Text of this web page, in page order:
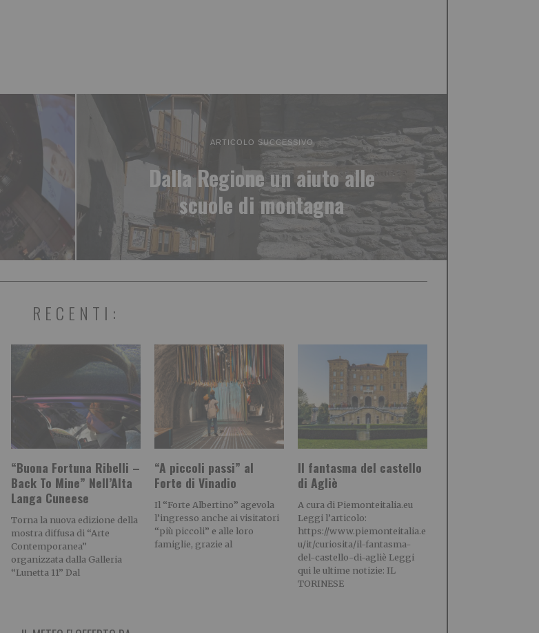
ARTICOLO SUCCESSIVO
Dalla Regione un aiuto alle
scuole di montagna
RECENTI:
“Buona Fortuna Ribelli –
Back To Mine” Nell’Alta
Langa Cuneese
Torna la nuova edizione della
mostra diffusa di “Arte
Contemporanea”
organizzata dalla Galleria
“Lunetta 11” Dal
“A piccoli passi” al
Forte di Vinadio
Il “Forte Albertino” agevola
l’ingresso anche ai visitatori
“più piccoli” e alle loro
famiglie, grazie al
Il fantasma del castello
di Agliè
A cura di Piemonteitalia.eu
Leggi l’articolo:
https://www.piemonteitalia.e
u/it/curiosita/il-fantasma-
del-castello-di-agliè Leggi
qui le ultime notizie: IL
TORINESE